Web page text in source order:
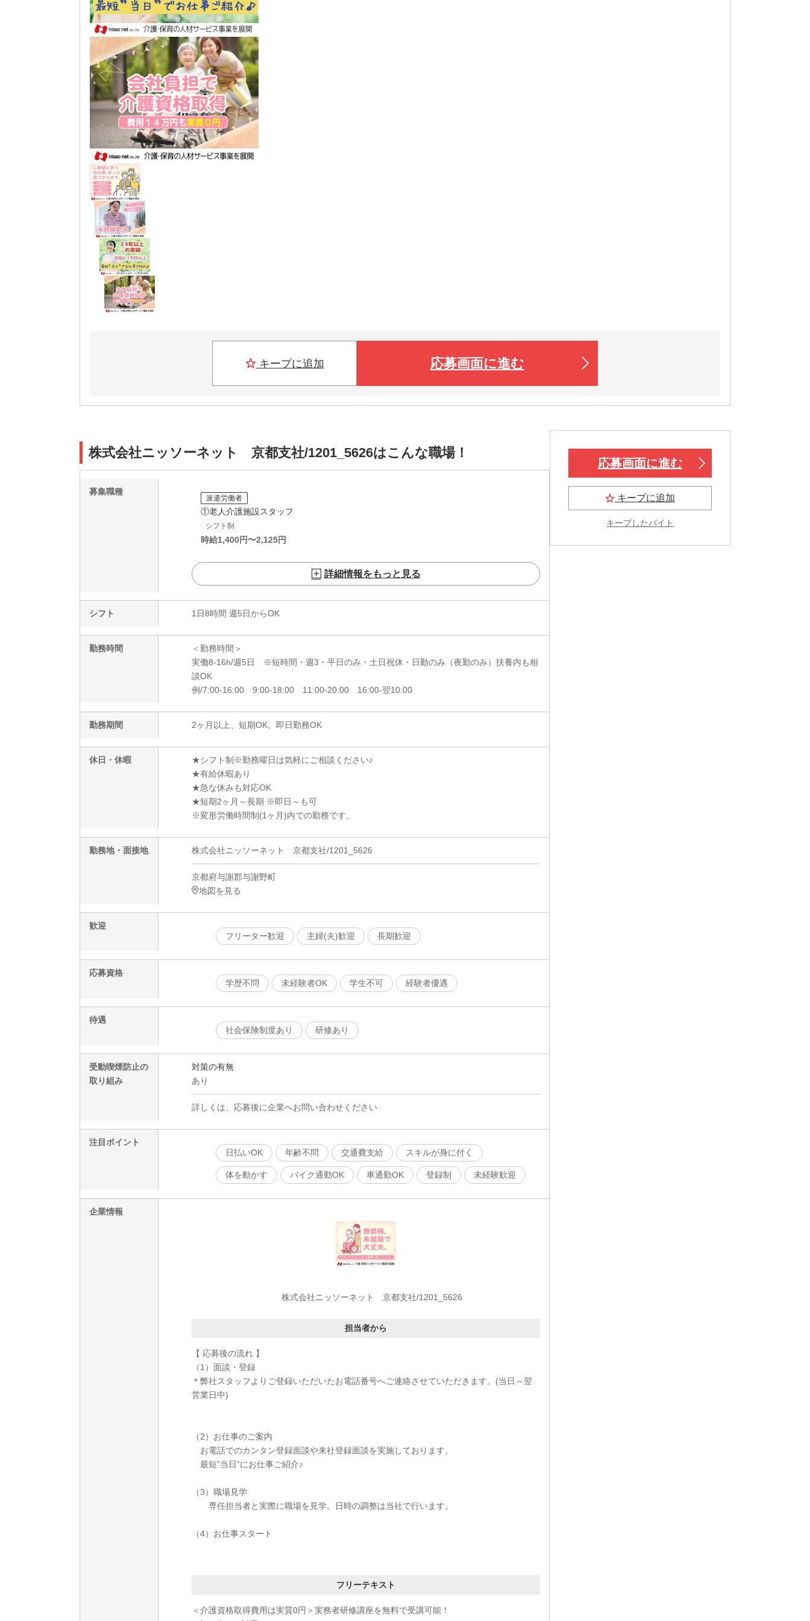
キープに追加 応募画面に進む
株式会社ニッソーネット 京都支社/1201_5626はこんな職場！
募集職種
派遣労働者
①老人介護施設スタッフ
シフト制
時給1,400円〜2,125円
詳細情報をもっと見る
シフト 1日8時間 週5日からOK
勤務時間
＜勤務時間＞
実働8-16h/週5日 ※短時間・週3・平日のみ・土日祝休・日勤のみ（夜勤のみ）扶養内も相
談OK
例/7:00-16:00 9:00-18:00 11:00-20:00 16:00-翌10:00
勤務期間 2ヶ月以上、短期OK、即日勤務OK
休日・休暇
★シフト制※勤務曜日は気軽にご相談ください♪
★有給休暇あり
★急な休みも対応OK
★短期2ヶ月～長期 ※即日～も可
※変形労働時間制(1ヶ月)内での勤務です。
勤務地・面接地 株式会社ニッソーネット 京都支社/1201_5626
京都府与謝郡与謝野町
地図を見る
歓迎
フリーター歓迎
主婦(夫)歓迎 長期歓迎
応募資格
学歴不問
未経験者OK 学生不可 経験者優遇
待遇
社会保険制度あり
研修あり
受動喫煙防止の
取り組み
対策の有無
あり
詳しくは、応募後に企業へお問い合わせください
注目ポイント
日払いOK
年齢不問 交通費支給 スキルが身に付く
体を動かす バイク通勤OK 車通勤OK 登録制 未経験歓迎
企業情報
株式会社ニッソーネット 京都支社/1201_5626
担当者から
【 応募後の流れ 】
（1）面談・登録
＊弊社スタッフよりご登録いただいたお電話番号へご連絡させていただきます。(当日～翌
営業日中)
（2）お仕事のご案内
お電話でのカンタン登録面談や来社登録面談を実施しております。
最短”当日”にお仕事ご紹介♪
（3）職場見学
専任担当者と実際に職場を見学。日時の調整は当社で行います。
（4）お仕事スタート
フリーテキスト
＜介護資格取得費用は実質0円＞実務者研修講座を無料で受講可能！
応募画面に進む
キープに追加
キープしたバイト